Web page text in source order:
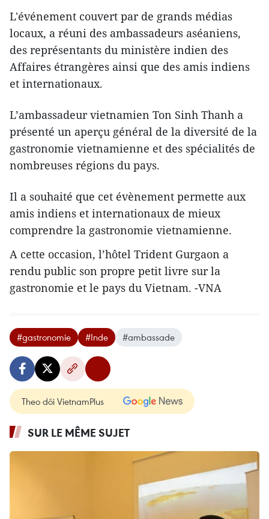
L'événement couvert par de grands médias
locaux, a réuni des ambassadeurs aséaniens,
des représentants du ministère indien des
Affaires étrangères ainsi que des amis indiens
et internationaux.
L’ambassadeur vietnamien Ton Sinh Thanh a
présenté un aperçu général de la diversité de la
gastronomie vietnamienne et des spécialités de
nombreuses régions du pays.
Il a souhaité que cet évènement permette aux
amis indiens et internationaux de mieux
comprendre la gastronomie vietnamienne.
A cette occasion, l’hôtel Trident Gurgaon a
rendu public son propre petit livre sur la
gastronomie et le pays du Vietnam. -VNA
#gastronomie #Inde #ambassade
Theo dõi VietnamPlus
SUR LE MÊME SUJET